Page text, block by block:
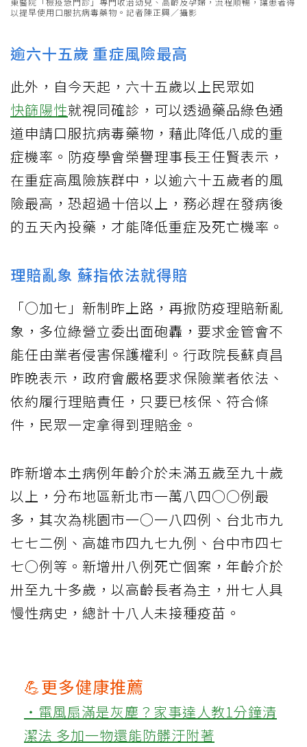
以提早使用口服抗病毒藥物。記者陳正興／攝影
逾六十五歲 重症風險最高
此外，自今天起，六十五歲以上民眾如
快篩陽性就視同確診，可以透過藥品綠色通
道申請口服抗病毒藥物，藉此降低八成的重
症機率。防疫學會榮譽理事長王任賢表示，
在重症高風險族群中，以逾六十五歲者的風
險最高，恐超過十倍以上，務必趕在發病後
的五天內投藥，才能降低重症及死亡機率。
理賠亂象 蘇指依法就得賠
「○加七」新制昨上路，再掀防疫理賠新亂
象，多位綠營立委出面砲轟，要求金管會不
能任由業者侵害保護權利。行政院長蘇貞昌
昨晚表示，政府會嚴格要求保險業者依法、
依約履行理賠責任，只要已核保、符合條
件，民眾一定拿得到理賠金。
昨新增本土病例年齡介於未滿五歲至九十歲
以上，分布地區新北市一萬八四○○例最
多，其次為桃園市一○一八四例、台北市九
七七二例、高雄市四九七九例、台中市四七
七○例等。新增卅八例死亡個案，年齡介於
卅至九十多歲，以高齡長者為主，卅七人具
慢性病史，總計十八人未接種疫苗。
💪更多健康推薦
‧電風扇滿是灰塵？家事達人教1分鐘清
潔法 多加一物還能防髒汙附著